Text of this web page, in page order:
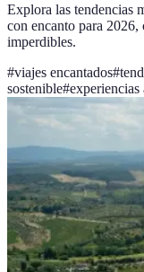
Explora las tendencias
con encanto para 2026,
imperdibles.
#viajes encantados#
sostenible#experiencias